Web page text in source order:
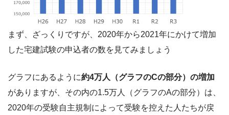
まず、ざっくりですが、2020年から2021年にかけて増加
した宅建試験の申込者の数を見てみましょう
グラフにあるように約4万人（グラフのCの部分）の増加
がありますが、その内の1.5万人（グラフのAの部分）は、
2020年の受験自主規制によって受験を控えた人たちが戻